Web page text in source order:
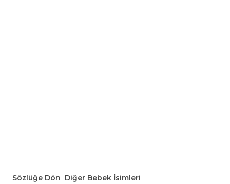
Sözlüğe Dön Diğer Bebek İsimleri